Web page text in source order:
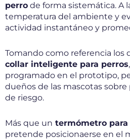
perro de forma sistemática. A
temperatura del ambiente y
actividad instantáneo y
Tomando como referencia los
collar inteligente para perros
programado en el prototipo,
dueños de las mascotas
de riesgo.
Más que un termómetro para
pretende posicionaerse en el